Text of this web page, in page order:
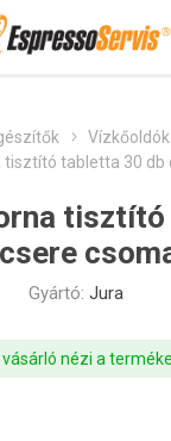
tabletta 30 db
Gyártó: Jura
vásárló nézi a